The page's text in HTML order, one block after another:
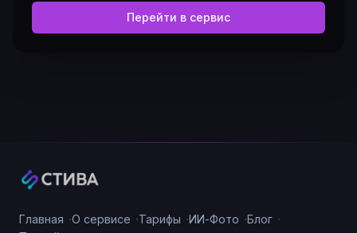
Перейти в сервис
Главная ·О сервисе ·Тарифы ·ИИ-Фото ·Блог ·